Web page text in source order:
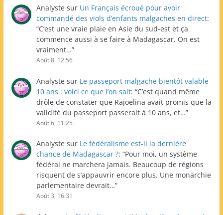
Analyste sur Un Français écroué pour avoir
commandé des viols d’enfants malgaches en direct:
“C’est une vraie plaie en Asie du sud-est et ça
commence aussi à se faire à Madagascar. On est
vraiment…”
Août 8, 12:56
Analyste sur Le passeport malgache bientôt valable
10 ans : voici ce que l’on sait: “C’est quand même
drôle de constater que Rajoelina avait promis que la
validité du passeport passerait à 10 ans, et…”
Août 6, 11:25
Analyste sur Le fédéralisme est-il la dernière
chance de Madagascar ?: “Pour moi, un système
fédéral ne marchera jamais. Beaucoup de régions
risquent de s’appauvrir encore plus. Une monarchie
parlementaire devrait…”
Août 3, 16:31